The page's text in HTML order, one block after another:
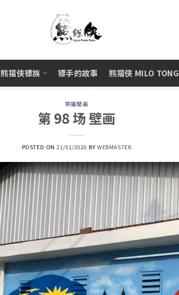
熊猫侠镖族 镖手的故事 熊猫侠 MILO TONG
熊猫壁画
第 98 场 壁画
POSTED ON21/01/2020 BYWEBMASTER